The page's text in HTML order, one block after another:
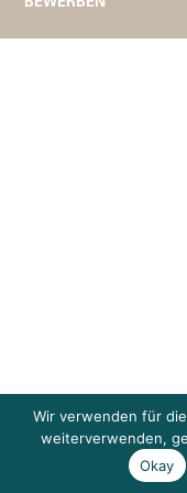
Wir verwenden für
weiterverwenden,
Okay